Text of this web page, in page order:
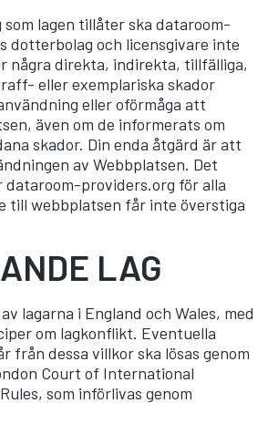
lagen tillåter ska dataroom-
dotterbolag och licensgivare inte
några direkta, indirekta, tillfälliga,
eller exemplariska skador
eller oförmåga att
även om de informerats om
skador. Din enda åtgärd är att
av Webbplatsen. Det
dataroom-providers.org för alla
till webbplatsen får inte överstiga
LAG
lagarna i England och Wales, med
om lagkonflikt. Eventuella
från dessa villkor ska lösas genom
Court of International
som införlivas genom